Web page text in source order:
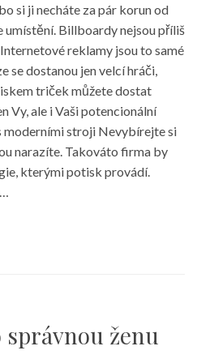
si ji necháte za pár korun od
Billboardy nejsou příliš
reklamy jsou to samé
se dostanou jen velcí hráči,
triček můžete dostat
Vy, ale i Vaši potencionální
moderními stroji Nevybírejte si
narazíte. Takováto firma by
kterými potisk provádí.
ženu